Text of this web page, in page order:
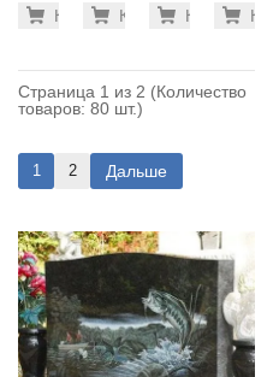
памятник
-7% 3.700
Купитьпамятник
-7%
Купитьпамятник
-
Купить
Страница 1 из 2 (Количество
товаров: 80 шт.)
1 2 Дальше